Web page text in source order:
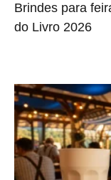
Brindes para
do Livro 2026